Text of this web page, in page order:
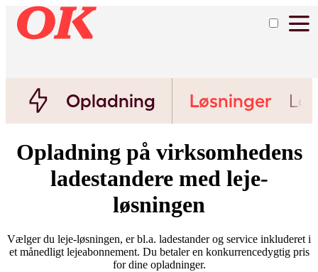
Opladning Løsninger
Opladning på virksomhedens
ladestandere med leje-
løsningen
Vælger du leje-løsningen, er bl.a. ladestander og service inkluderet i
et månedligt lejeabonnement. Du betaler en konkurrencedygtig pris
for dine opladninger.